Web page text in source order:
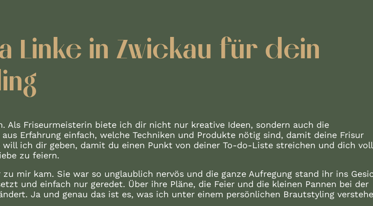
Linke in Zwickau für dein
Friseurmeisterin biete ich dir nicht nur kreative Ideen, sondern auch die
Erfahrung einfach, welche Techniken und Produkte nötig sind, damit deine Frisur
ich dir geben, damit du einen Punkt von deiner To-do-Liste streichen und dich voll
zu feiern.
mir kam. Sie war so unglaublich nervös und die ganze Aufregung stand ihr ins
und einfach nur geredet. Über ihre Pläne, die Feier und die kleinen Pannen bei der
Ja und genau das ist es, was ich unter einem persönlichen Brautstyling